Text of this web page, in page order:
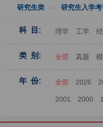
研究生类 << 研究生入学
科 目: 理学 工学
类 别: 全部 真题
年 份: 全部 2026
2001 2000